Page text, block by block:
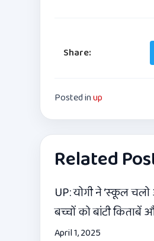
Share:
Posted inup
Related
UP: योगी ने ‘स्कूल
बच्चों को बांटी किताबें
April 1, 2025